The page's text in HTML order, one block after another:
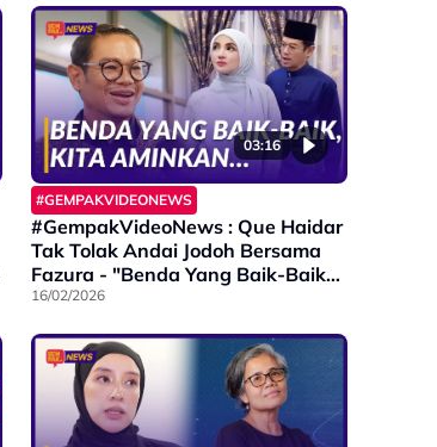
03:16
#GEMPAKVIDEONEWS
#GempakVideoNews : Que Haidar
Tak Tolak Andai Jodoh Bersama
Fazura - "Benda Yang Baik-Baik
kita Aminkan..."
16/02/2026